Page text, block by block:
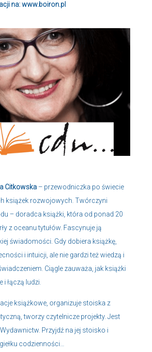
na: www.boiron.pl
Citkowska – przewodniczka po świecie
książek rozwojowych. Twórczyni
– doradca książki, która od ponad 20
z oceanu tytułów. Fascynuje ją
świadomości. Gdy dobiera książkę,
i intuicji, ale nie gardzi też wiedzą i
Ciągle zauważa, jak książki
i łączą ludzi.
książkowe, organizuje stoiska z
tworzy czytelnicze projekty. Jest
Przyjdź na jej stoisko i
codzienności…